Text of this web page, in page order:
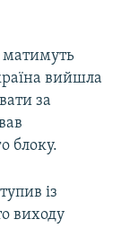
матимуть
вийшла
за
блоку.
із
виходу